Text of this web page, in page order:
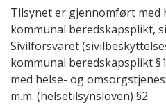
Tilsynet er gjennomført med
kommunal beredskapsplikt,
Sivilforsvaret
kommunal beredskapsplikt
med helse- og
m.m. (helsetilsynsloven) §2.